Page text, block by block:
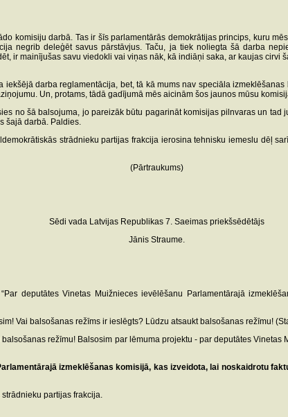
komisiju darbā. Tas ir šīs parlamentārās demokrātijas princips, kuru
negrib deleģēt savus pārstāvjus. Taču, ja tiek noliegta šā darba
ir mainījušas savu viedokli vai viņas nāk, kā indiāņi saka, ar kaujas
darba reglamentācija, bet, tā kā mums nav speciāla
Un, protams, tādā gadījumā mēs aicinām šos jaunos mūsu
no šā balsojuma, jo pareizāk būtu pagarināt komisijas pilnvaras un
šajā darbā. Paldies.
strādnieku partijas frakcija ierosina tehnisku iemeslu dēļ
(Pārtraukums)
Sēdi vada Latvijas Republikas 7. Saeimas priekšsēdētājs
Jānis Straume.
deputātes Vinetas Muižnieces ievēlēšanu Parlamentārajā
Vai balsošanas režīms ir ieslēgts? Lūdzu atsaukt balsošanas režīmu!
režīmu! Balsosim par lēmuma projektu - par deputātes
izmeklēšanas komisijā, kas izveidota, lai noskaidrotu
partijas frakcija.